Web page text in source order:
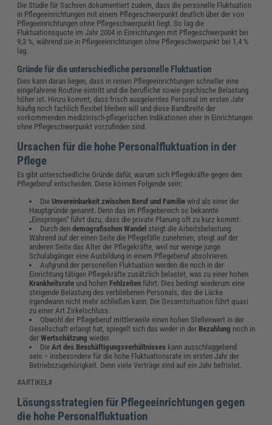
Die Studie für Sachsen dokumentiert zudem, dass die personelle Fluktuation
in Pflegeeinrichtungen mit einem Pflegeschwerpunkt deutlich über der von
Pflegeeinrichtungen ohne Pflegeschwerpunkt liegt. So lag die
Fluktuationsquote im Jahr 2004 in Einrichtungen mit Pflegeschwerpunkt bei
9,3 %, während sie in Pflegeeinrichtungen ohne Pflegeschwerpunkt bei 1,4 %
lag.
Gründe für die unterschiedliche personelle Fluktuation
Dies kann daran liegen, dass in reinen Pflegeeinrichtungen schneller eine
eingefahrene Routine eintritt und die berufliche sowie psychische Belastung
höher ist. Hinzu kommt, dass frisch ausgelerntes Personal im ersten Jahr
häufig noch fachlich flexibel bleiben will und diese Bandbreite der
vorkommenden medizinisch-pflegerischen Indikationen eher in Einrichtungen
ohne Pflegeschwerpunkt vorzufinden sind.
Ursachen für die hohe Personalfluktuation in der
Pflege
Es gibt unterschiedliche Gründe dafür, warum sich Pflegekräfte gegen den
Pflegeberuf entscheiden. Diese können Folgende sein:
Die Unvereinbarkeit zwischen Beruf und Familie wird als einer der
Hauptgründe genannt. Denn das im Pflegebereich so bekannte
„Einspringen“ führt dazu, dass die private Planung oft zu kurz kommt.
Durch den demografischen Wandel steigt die Arbeitsbelastung.
Während auf der einen Seite die Pflegefälle zunehmen, steigt auf der
anderen Seite das Alter der Pflegekräfte, weil nur wenige junge
Schulabgänger eine Ausbildung in einem Pflegeberuf absolvieren.
Aufgrund der personellen Fluktuation werden die noch in der
Einrichtung tätigen Pflegekräfte zusätzlich belastet, was zu einer hohen
Krankheitsrate und hohen Fehlzeiten führt. Dies bedingt wiederum eine
steigende Belastung des verbliebenen Personals, das die Lücke
irgendwann nicht mehr schließen kann. Die Gesamtsituation führt quasi
zu einer Art Zirkelschluss.
Obwohl der Pflegeberuf mittlerweile einen hohen Stellenwert in der
Gesellschaft erlangt hat, spiegelt sich das weder in der Bezahlung noch in
derWertschätzung wieder.
Die Art des Beschäftigungsverhältnisses kann ausschlaggebend
sein – insbesondere für die hohe Fluktuationsrate im ersten Jahr der
Betriebszugehörigkeit. Denn viele Verträge sind auf ein Jahr befristet.
#ARTIKEL#
Lösungsstrategien für Pflegeeinrichtungen gegen
die hohe Personalfluktuation